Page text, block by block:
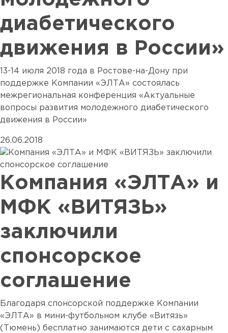
диабетического
движения в России»
13-14 июля 2018 года в Ростове-на-Дону при
поддержке Компании «ЭЛТА» состоялась
межрегиональная конференция «Актуальные
вопросы развития молодежного диабетического
движения в России»
26.06.2018
Компания «ЭЛТА» и
МФК «ВИТЯЗЬ»
заключили
спонсорское
соглашение
Благодаря спонсорской поддержке Компании
«ЭЛТА» в мини-футбольном клубе «Витязь»
(Тюмень) бесплатно занимаются дети с сахарным